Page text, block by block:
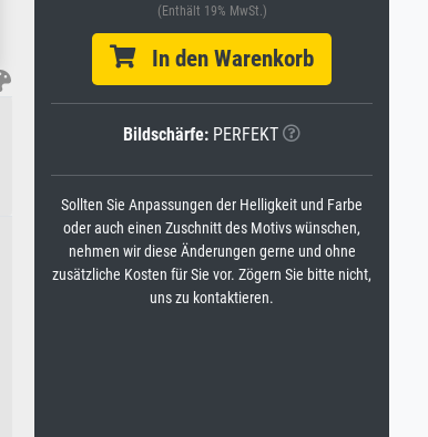
(Enthält 19% MwSt.)
In den Warenkorb
Bildschärfe: PERFEKT
Sollten Sie Anpassungen der Helligkeit und Farbe
oder auch einen Zuschnitt des Motivs wünschen,
nehmen wir diese Änderungen gerne und ohne
zusätzliche Kosten für Sie vor. Zögern Sie bitte nicht,
uns zu kontaktieren.